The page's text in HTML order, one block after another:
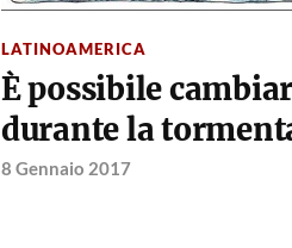
LATINOAMERICA
È possibile
durante la
8 Gennaio 2017